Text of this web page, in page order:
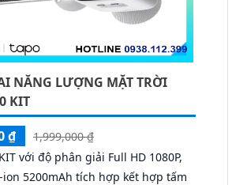
NĂNG LƯỢNG MẶT TRỜI
KIT
₫
1,999,000 ₫
với độ phân giải Full HD 1080P,
5200mAh tích hợp kết hợp tấm